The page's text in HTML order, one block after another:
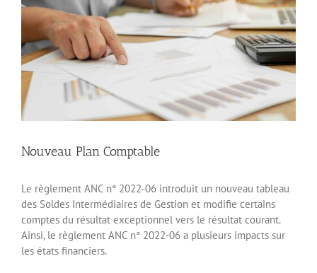
Nouveau Plan Comptable
Le règlement ANC n° 2022-06 introduit un nouveau tableau
des Soldes Intermédiaires de Gestion et modifie certains
comptes du résultat exceptionnel vers le résultat courant.
Ainsi, le règlement ANC n° 2022-06 a plusieurs impacts sur
les états financiers.